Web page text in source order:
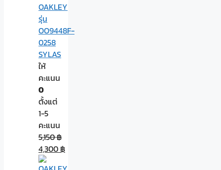
OAKLEY
รุ่น
OO9448F-
0258
SYLAS
ให้
คะแนน
0
ตั้งแต่
1-5
คะแนน
5,150฿
4,300 ฿